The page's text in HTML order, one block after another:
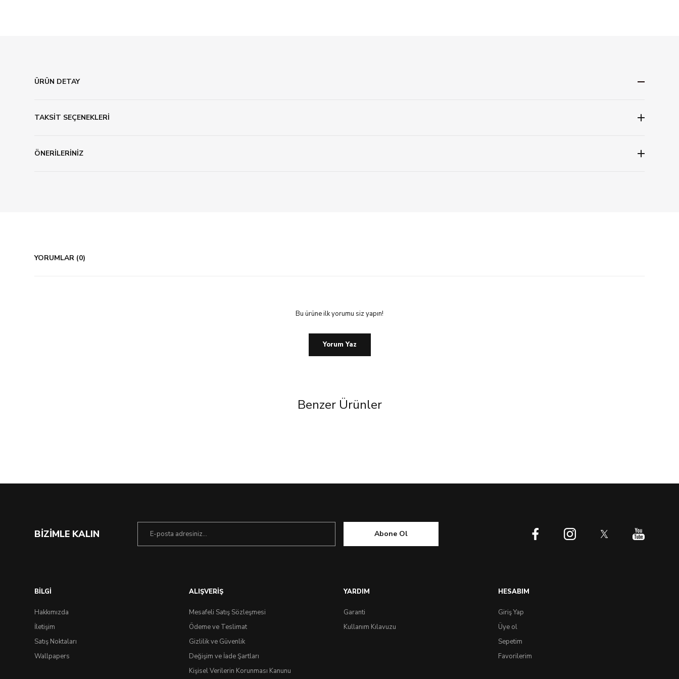
ÜRÜN DETAY
TAKSİT SEÇENEKLERİ
ÖNERİLERİNİZ
YORUMLAR (0)
Bu ürüne ilk yorumu siz yapın!
Yorum Yaz
Benzer Ürünler
BİZİMLE KALIN Abone Ol
BİLGİ
Hakkımızda
İletişim
Satış Noktaları
Wallpapers
ALIŞVERİŞ
Mesafeli Satış Sözleşmesi
Ödeme ve Teslimat
Gizlilik ve Güvenlik
Değişim ve İade Şartları
Kişisel Verilerin Korunması Kanunu
YARDIM
Garanti
Kullanım Kılavuzu
HESABIM
Giriş Yap
Üye ol
Sepetim
Favorilerim